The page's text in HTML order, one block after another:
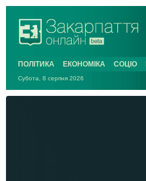
ПОЛІТИКА ЕКОНОМІКА СОЦІО
Субота, 8 серпня 2026